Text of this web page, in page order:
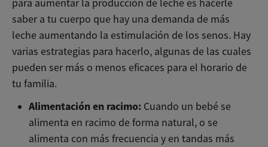
para aumentar la producción de leche es hacerle
saber a tu cuerpo que hay una demanda de más
leche aumentando la estimulación de los senos. Hay
varias estrategias para hacerlo, algunas de las cuales
pueden ser más o menos eficaces para el horario de
tu familia.
Alimentación en racimo: Cuando un bebé se
alimenta en racimo de forma natural, o se
alimenta con más frecuencia y en tandas más